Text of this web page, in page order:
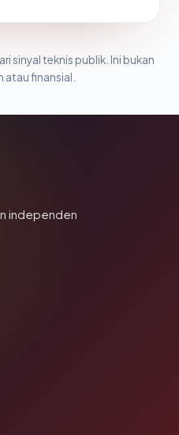
sinyal teknis publik. Ini bukan
atau finansial.
independen